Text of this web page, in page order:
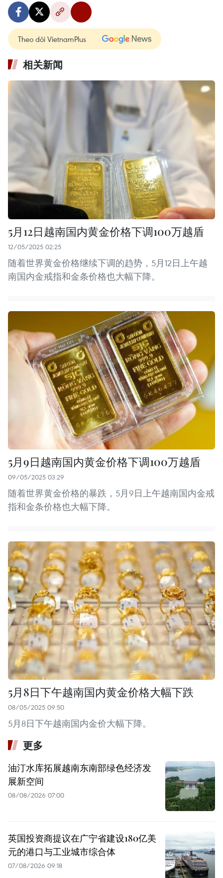
Theo dõi VietnamPlus
相关新闻
5月12日越南国内黄金价格下调100万越盾
12/05/2025 02:25
随着世界黄金价格继续下调的趋势，5月12日上午越
南国内金戒指和金条价格也大幅下降。
5月9日越南国内黄金价格下调100万越盾
09/05/2025 03:29
随着世界黄金价格的暴跌，5月9日上午越南国内金戒
指和金条价格也大幅下降。
5月8日下午越南国内黄金价格大幅下跌
08/05/2025 09:50
5月8日下午越南国内金价大幅下降。
更多
油汀水库拓展越南东南部绿色经济发
展新空间
08/08/2026 07:00
英国投资商提议在广宁省建设180亿美
元的港口与工业城市综合体
07/08/2026 09:18